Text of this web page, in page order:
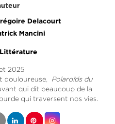
Delacourt
Mancini
Littérature
2025
douloureuse, Polaroïds du
qui dit beaucoup de la
qui traversent nos vies.